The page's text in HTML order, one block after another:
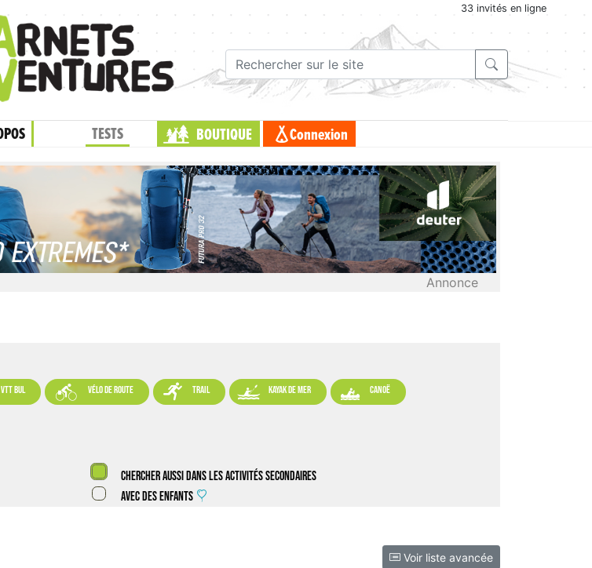
33 invités en ligne
TESTS BOUTIQUE Connexion
Annonce
VTT BUL  vélo de route  trail  kayak de mer  canoë
Chercher aussi dans les activités secondaires
Avec des enfants
Voir liste avancée